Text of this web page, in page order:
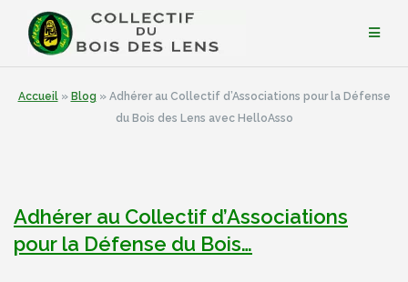
contenu
Accueil» Blog » Adhérer au Collectif d’Associations pour la Défense
du Bois des Lens avec HelloAsso
Adhérer au Collectif d’Associations
pour la Défense du Bois…